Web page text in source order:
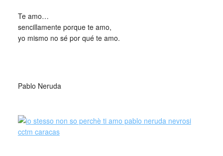
Te amo…
sencillamente porque te amo,
yo mismo no sé por qué te amo.
Pablo Neruda